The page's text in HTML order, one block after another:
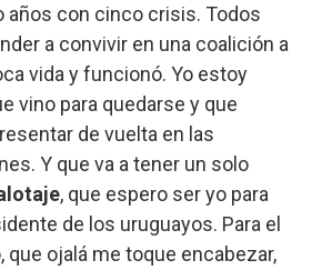
años con cinco crisis. Todos
a convivir en una coalición a
vida y funcionó. Yo estoy
vino para quedarse y que
de vuelta en las
Y que va a tener un solo
, que espero ser yo para
de los uruguayos. Para el
que ojalá me toque encabezar,